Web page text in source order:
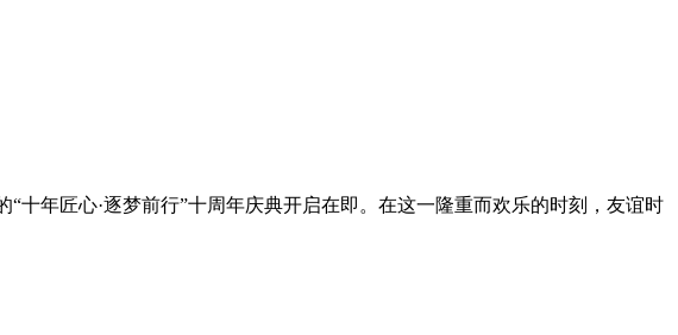
“十年匠心·逐梦前行”十周年庆典开启在即。在这一隆重而欢乐的时刻，友谊时